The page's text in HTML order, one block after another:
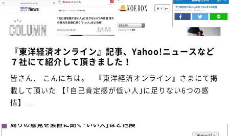
『東洋経済オンライン』記事、Yahoo!ニュースなど
７社にて紹介して頂きました！
皆さん、 こんにちは。 『東洋経済オンライン』さまにて掲
載して頂いた 【｢自己肯定感が低い人｣に足りない6つの感
情】 ...